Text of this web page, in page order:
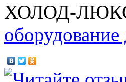
ХОЛОД-
оборудование